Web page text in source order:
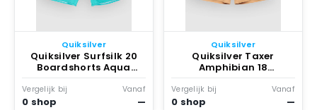
Quiksilver
Quiksilver Surfsilk 20
Boardshorts Aqua
Holmes
Vergelijk bij
0 shop
Vanaf
—
Quiksilver
Quiksilver Taxer
Amphibian 18
Boardshorts Creme
Vergelijk bij
0 shop
Vanaf
—